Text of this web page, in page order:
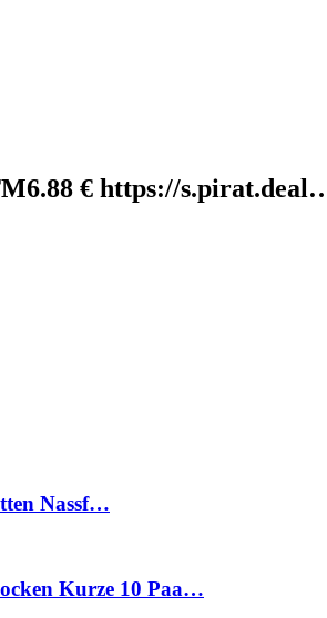
€ https://
Nassf…
Kurze 10 Paa…